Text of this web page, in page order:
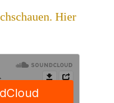
Hier